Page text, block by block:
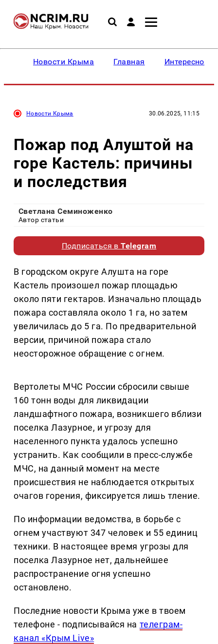
Новости Крыма Главная Интересное
Новости Крыма 30.06.2025, 11:15
Пожар под Алуштой на
горе Кастель: причины
и последствия
Светлана Семиноженко
Автор статьи
Подписаться вTelegram
В городском округе Алушта на горе
Кастель произошел пожар площадью
около пяти гектаров. Изначально площадь
пожара составляла около 1 га, но затем
увеличилась до 5 га. По предварительной
версии, причиной пожара стало
неосторожное обращение с огнем.
Вертолеты МЧС России сбросили свыше
160 тонн воды для ликвидации
ландшафтного пожара, возникшего вблизи
поселка Лазурное, и угрозу для
населенного пункта удалось успешно
устранить. Как сообщили в пресс-службе
МЧС, на данный момент на месте
происшествия не наблюдается открытых
очагов горения, фиксируется лишь тление.
По информации ведомства, в борьбе с
огнем участвуют 347 человек и 55 единиц
техники. В настоящее время угрозы для
поселка Лазурное нет, дальнейшее
распространение огня успешно
остановлено.
Последние новости Крыма уже в твоем
телефоне - подписывайся на телеграм-
канал «Крым Live»